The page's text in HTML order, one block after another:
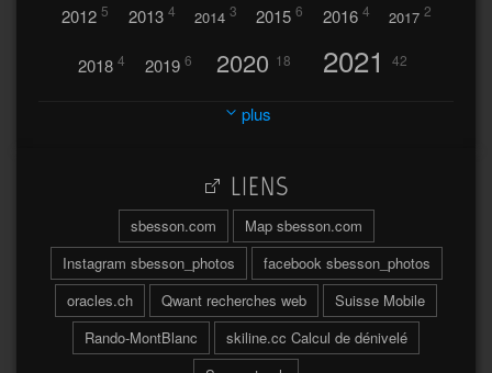
2012 5 2013 4 2014 3 2015 6 2016 4 2017 2
2018 4 2019 6 2020 18 2021 42
2023 32
2026
A travers l'hublot 17 Abländschen 3
Açores 2004 64 Adelboden 2
Adonis 6
plus
LIENS
sbesson.com
Map sbesson.com
Instagram sbesson_photos
facebook sbesson_photos
oracles.ch
Qwant recherches web
Suisse Mobile
Rando-MontBlanc
skiline.cc Calcul de dénivelé